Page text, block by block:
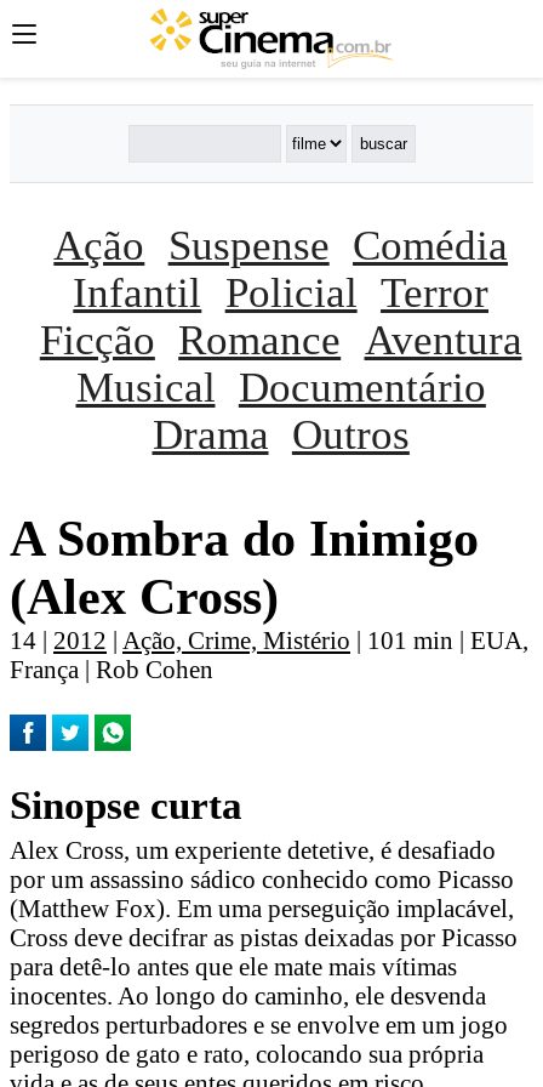
Ação Suspense Comédia
Infantil
Policial Terror
Ficção Romance Aventura
Musical
Documentário
Drama Outros
A Sombra do Inimigo
(Alex Cross)
14 | 2012 | Ação, Crime, Mistério | 101 min | EUA,
França | Rob Cohen
Sinopse curta
Alex Cross, um experiente detetive, é desafiado
por um assassino sádico conhecido como Picasso
(Matthew Fox). Em uma perseguição implacável,
Cross deve decifrar as pistas deixadas por Picasso
para detê-lo antes que ele mate mais vítimas
inocentes. Ao longo do caminho, ele desvenda
segredos perturbadores e se envolve em um jogo
perigoso de gato e rato, colocando sua própria